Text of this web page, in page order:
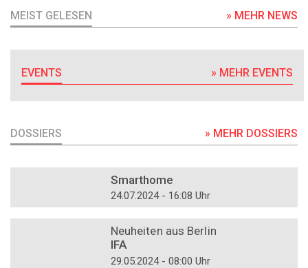
MEIST GELESEN » MEHR NEWS
EVENTS » MEHR EVENTS
DOSSIERS » MEHR DOSSIERS
Smarthome
24.07.2024 - 16:08 Uhr
Neuheiten aus Berlin
IFA
29.05.2024 - 08:00 Uhr